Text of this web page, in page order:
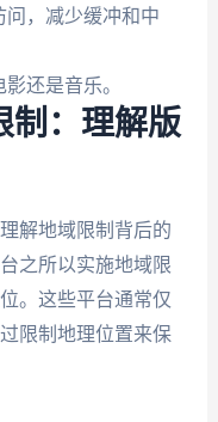
问，减少缓冲和中
还是音乐。
制：理解版
解地域限制背后的
之所以实施地域限
。这些平台通常仅
限制地理位置来保